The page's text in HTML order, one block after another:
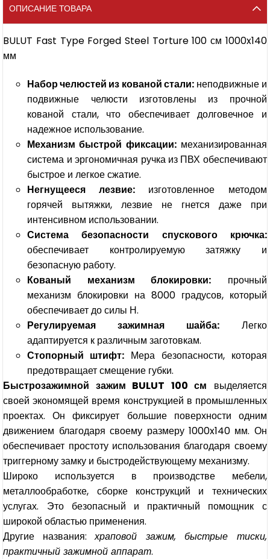
ОПИСАНИЕ ТОВАРА
BULUT Fast Type Forged Steel Torture 100 см 1000x140
мм
Набор челюстей из кованой стали:неподвижные и
подвижные челюсти изготовлены из прочной
кованой стали, что обеспечивает долговечное и
надежное использование.
Механизм быстрой фиксации:механизированная
система и эргономичная ручка из ПВХ обеспечивают
быстрое и легкое сжатие.
Негнущееся лезвие:изготовленное методом
горячей вытяжки, лезвие не гнется даже при
интенсивном использовании.
Система безопасности спускового крючка:
обеспечивает контролируемую затяжку и
безопасную работу.
Кованый механизм блокировки: прочный
механизм блокировки на 8000 градусов, который
обеспечивает до силы Н.
Регулируемая зажимная шайба:Легко
адаптируется к различным заготовкам.
Стопорный штифт: Мера безопасности, которая
предотвращает смещение губки.
Быстрозажимной зажим BULUT 100 см выделяется
своей экономящей время конструкцией в промышленных
проектах. Он фиксирует большие поверхности одним
движением благодаря своему размеру 1000x140 мм. Он
обеспечивает простоту использования благодаря своему
триггерному замку и быстродействующему механизму.
Широко используется в производстве мебели,
металлообработке, сборке конструкций и технических
услугах. Это безопасный и практичный помощник с
широкой областью применения.
Другие названия:храповой зажим, быстрые тиски,
практичный зажимной аппарат.